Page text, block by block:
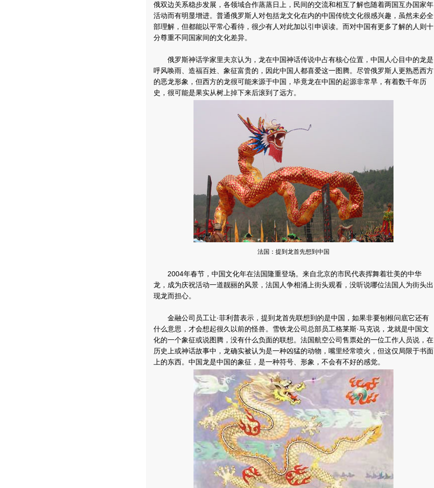
俄双边关系稳步发展，各领域合作蒸蒸日上，民间的交流和相互了解也随着两国互办国家年
活动而有明显增进。普通俄罗斯人对包括龙文化在内的中国传统文化很感兴趣，虽然未必全
部理解，但都能以平常心看待，很少有人对此加以引申误读。而对中国有更多了解的人则十
分尊重不同国家间的文化差异。
俄罗斯神话学家里夫京认为，龙在中国神话传说中占有核心位置，中国人心目中的龙是
呼风唤雨、造福百姓、象征富贵的，因此中国人都喜爱这一图腾。尽管俄罗斯人更熟悉西方
的恶龙形象，但西方的龙很可能来源于中国，毕竟龙在中国的起源非常早，有着数千年历
史，很可能是果实从树上掉下来后滚到了远方。
法国：提到龙首先想到中国
2004年春节，中国文化年在法国隆重登场。来自北京的市民代表挥舞着壮美的中华
龙，成为庆祝活动一道靓丽的风景，法国人争相涌上街头观看，没听说哪位法国人为街头出
现龙而担心。
金融公司员工让·菲利普表示，提到龙首先联想到的是中国，如果非要刨根问底它还有
什么意思，才会想起很久以前的怪兽。雪铁龙公司总部员工格莱斯·马克说，龙就是中国文
化的一个象征或说图腾，没有什么负面的联想。法国航空公司售票处的一位工作人员说，在
历史上或神话故事中，龙确实被认为是一种凶猛的动物，嘴里经常喷火，但这仅局限于书面
上的东西。中国龙是中国的象征，是一种符号、形象，不会有不好的感觉。